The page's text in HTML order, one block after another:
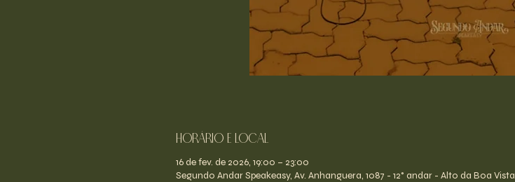
Horário e Local
16 de fev. de 2026, 19:00 – 23:00
Segundo Andar Speakeasy, Av. Anhanguera, 1087 - 12° andar - Alto da Boa Vista